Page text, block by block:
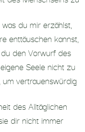
du mir erzählst,
enttäuschen kannst,
den Vorwurf des
Seele nicht zu
vertrauenswürdig
des Alltäglichen
dir nicht immer